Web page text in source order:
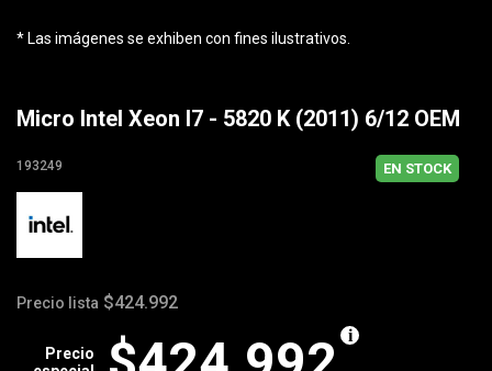
* Las imágenes se exhiben con fines ilustrativos.
Micro Intel Xeon I7 - 5820 K (2011) 6/12 OEM
193249 EN STOCK
Precio lista $424.992
Precio